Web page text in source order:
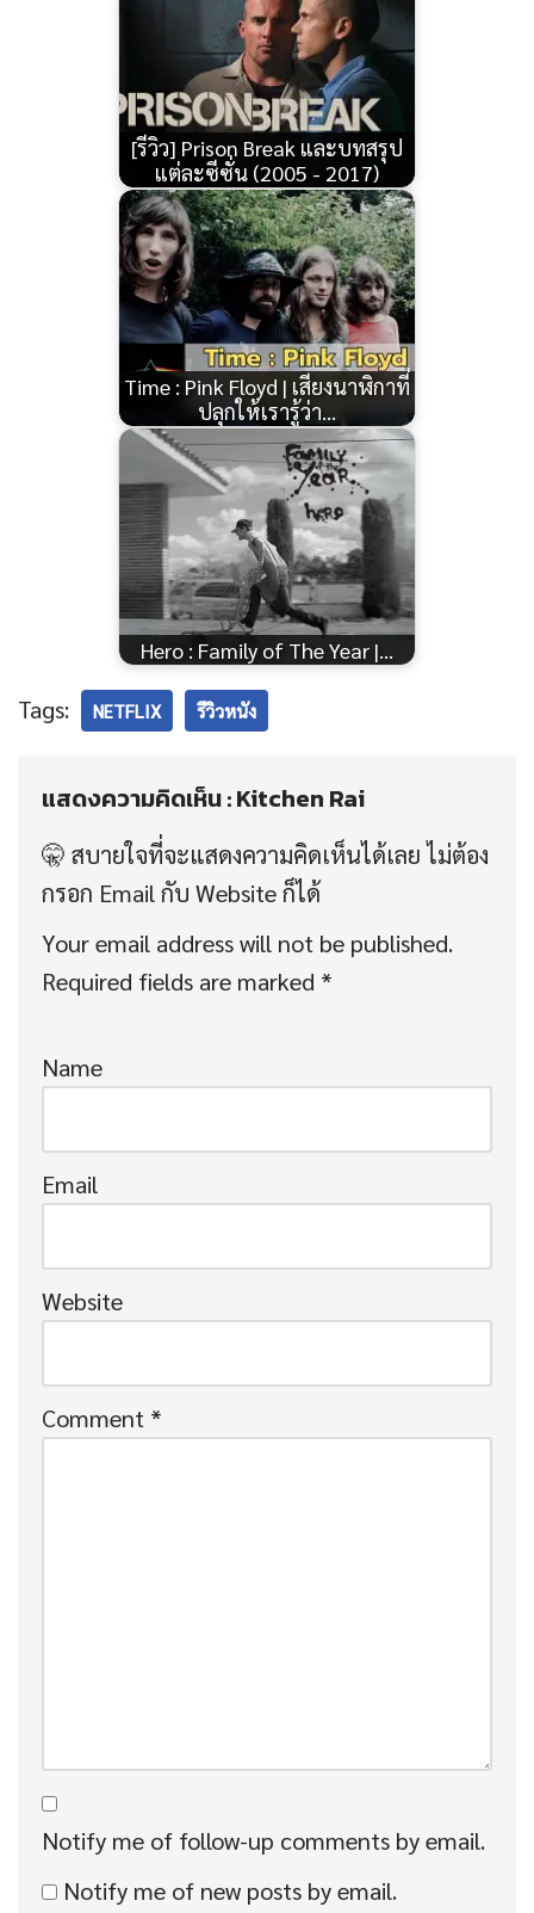
[รีวิว] Prison Break และบทสรุป
แต่ละซีซั่น (2005 - 2017)
Time : Pink Floyd | เสียงนาฬิกาที่
ปลุกให้เรารู้ว่า…
Hero : Family of The Year |…
Tags: NETFLIX รีวิวหนัง
แสดงความคิดเห็น : Kitchen Rai
Your email address will not be published.
Required fields are marked *
Name
Email
Website
Comment *
Notify me of follow-up comments by email.
Notify me of new posts by email.